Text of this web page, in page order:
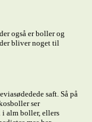
også er boller og
bliver noget til
saft. Så på
ser
i alm boller, ellers